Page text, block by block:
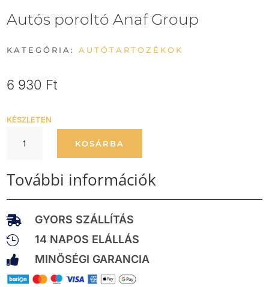
Autós poroltó Anaf Group
KATEGÓRIA:AUTÓTARTOZÉKOK
6 930 Ft
KÉSZLETEN
poroltó
Group
mennyiség
KOSÁRBA
További információk
 GYORS SZÁLLÍTÁS

14 NAPOS ELÁLLÁS

MINŐSÉGI GARANCIA